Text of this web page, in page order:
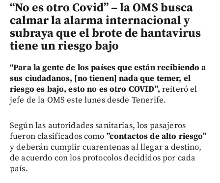
“No es otro Covid” – la OMS busca
calmar la alarma internacional y
subraya que el brote de hantavirus
tiene un riesgo bajo
“Para la gente de los países que están recibiendo a
sus ciudadanos, [no tienen] nada que temer, el
riesgo es bajo, esto no es otro COVID”, reiteró el
jefe de la OMS este lunes desde Tenerife.
Según las autoridades sanitarias, los pasajeros
fueron clasificados como ”contactos de alto riesgo”
y deberán cumplir cuarentenas al llegar a destino,
de acuerdo con los protocolos decididos por cada
país.